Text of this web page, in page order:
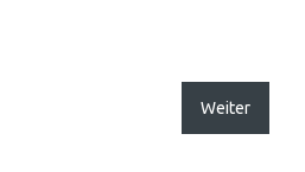
Weiter